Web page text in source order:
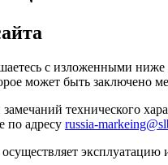
с изложенными
может быть
технического
по адресу russia-
эксплуатацию